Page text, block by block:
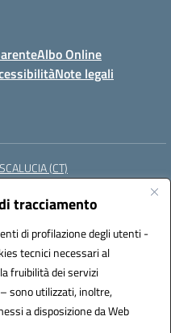
tracciamento
di profilazione degli utenti -
tecnici necessari al
fruibilità dei servizi
sono utilizzati, inoltre,
a disposizione da Web
Albo Online
Note legali
(CT)
(IPA): istsc_ctic8bc002